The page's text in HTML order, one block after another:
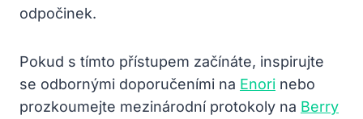
odpočinek.
Pokud s tímto přístupem začínáte, inspirujte
se odbornými doporučeními na Enori nebo
prozkoumejte mezinárodní protokoly na Berry